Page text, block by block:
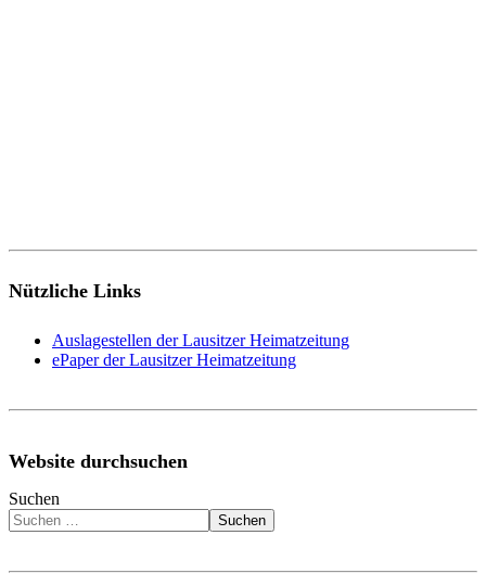
Nützliche Links
Auslagestellen der Lausitzer Heimatzeitung
ePaper der Lausitzer Heimatzeitung
Website durchsuchen
Suchen
Suchen